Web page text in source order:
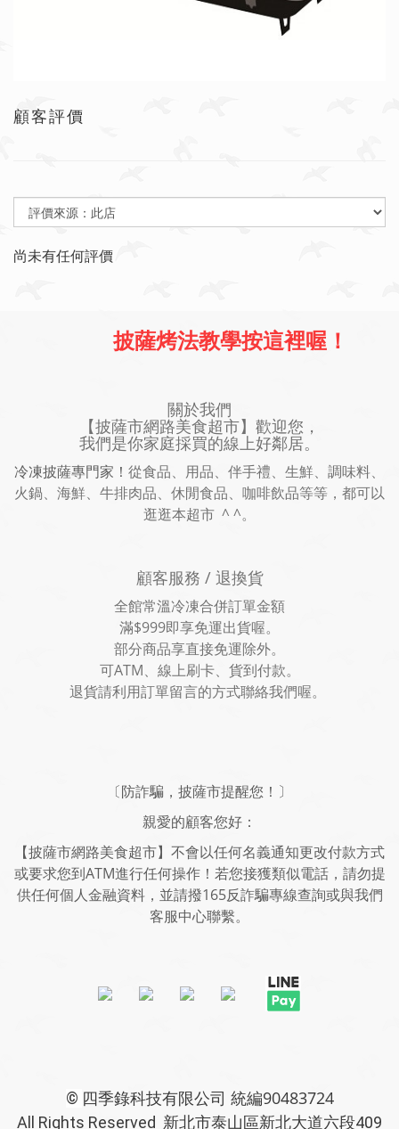
顧客評價
尚未有任何評價
披薩烤法教學按這裡喔！
關於我們
【披薩市網路美食超市】歡迎您，
我們是你家庭採買的線上好鄰居。
冷凍披薩專門家！ 從食品、用品、伴手禮、生鮮、調味料、
火鍋、海鮮、牛排肉品、休閒食品、咖啡飲品等等，都可以
逛逛本超市 ^ ^。
顧客服務 / 退換貨
全館常溫冷凍合併訂單金額
滿$999即享免運出貨喔。
部分商品享直接免運除外。
可ATM、線上刷卡、貨到付款。
退貨請利用訂單留言的方式聯絡我們喔。
〔防詐騙，披薩市提醒您！〕
親愛的顧客您好：
【披薩市網路美食超市】不會以任何名義通知更改付款方式
或要求您到ATM進行任何操作！若您接獲類似電話，請勿提
供任何個人金融資料，並請撥165反詐騙專線查詢或與我們
客服中心聯繫。
© 四季錄科技有限公司 統編90483724
All Rights Reserved 新北市泰山區新北大道六段409